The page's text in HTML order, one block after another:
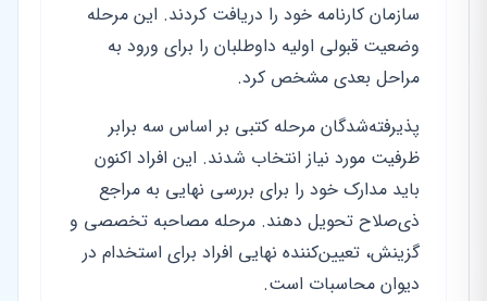
سازمان کارنامه خود را دریافت کردند. این مرحله
وضعیت قبولی اولیه داوطلبان را برای ورود به
مراحل بعدی مشخص کرد.
پذیرفته‌شدگان مرحله کتبی بر اساس سه برابر
ظرفیت مورد نیاز انتخاب شدند. این افراد اکنون
باید مدارک خود را برای بررسی نهایی به مراجع
ذی‌صلاح تحویل دهند. مرحله مصاحبه تخصصی و
گزینش، تعیین‌کننده نهایی افراد برای استخدام در
دیوان محاسبات است.